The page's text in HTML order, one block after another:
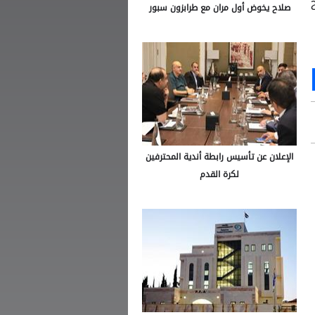
صلاح يخوض أول مران مع طرابزون سبور
الإعلان عن تأسيس رابطة أندية المحترفين
لكرة القدم